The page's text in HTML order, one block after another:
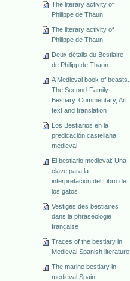
The literary activity of
Philippe de Thaun
The literary activity of
Philippe de Thaun
Deux détails du Bestiaire
de Philipp de Thaon
A Medieval book of beasts.
The Second-Family
Bestiary. Commentary, Art,
text and translation
Los Bestiarios en la
predicación castellana
medieval
El bestiario medieval: Una
clave para la
interpretación del Libro de
los gatos
Vestiges des bestiaires
dans la phraséologie
française
Traces of the bestiary in
Medieval Spanish literature
The marine bestiary in
medieval Spain